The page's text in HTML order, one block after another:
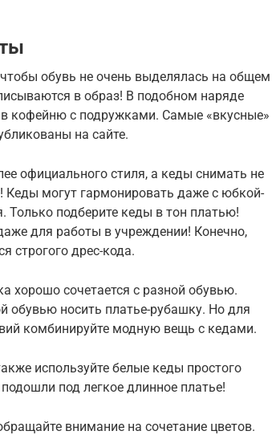
обувь не очень выделялась на общем
в образ! В подобном наряде
кофейню с подружками. Самые «вкусные»
на сайте.
официального стиля, а кеды снимать не
Кеды могут гармонировать даже с юбкой-
подберите кеды в тон платью!
для работы в учреждении! Конечно,
строгого дрес-кода.
хорошо сочетается с разной обувью.
обувью носить платье-рубашку. Но для
комбинируйте модную вещь с кедами.
используйте белые кеды простого
под легкое длинное платье!
внимание на сочетание цветов.